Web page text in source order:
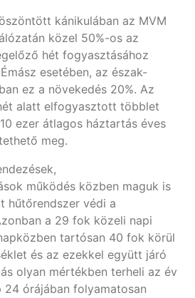
kánikulában az MVM
közel 50%-os az
hét fogyasztásához
esetében, az észak-
ez a növekedés 20%. Az
alatt elfogyasztott többlet
ezer átlagos háztartás éves
meg.
működés közben maguk is
hűtőrendszer védi a
a 29 fok közeli napi
tartósan 40 fok körül
és az ezekkel együtt járó
olyan mértékben terheli az év
24 órájában folyamatosan